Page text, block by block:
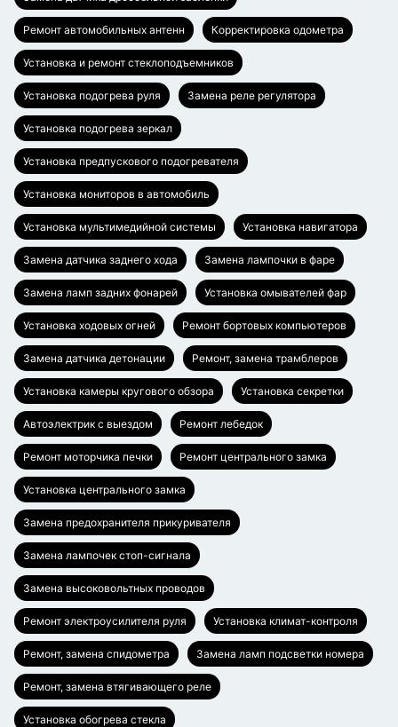
Ремонт автомобильных антенн Корректировка одометра
Установка и ремонт стеклоподъемников
Установка подогрева руля Замена реле регулятора
Установка подогрева зеркал
Установка предпускового подогревателя
Установка мониторов в автомобиль
Установка мультимедийной системы Установка навигатора
Замена датчика заднего хода Замена лампочки в фаре
Замена ламп задних фонарей Установка омывателей фар
Установка ходовых огней Ремонт бортовых компьютеров
Замена датчика детонации Ремонт, замена трамблеров
Установка камеры кругового обзора Установка секретки
Автоэлектрик с выездом Ремонт лебедок
Ремонт моторчика печки Ремонт центрального замка
Установка центрального замка
Замена предохранителя прикуривателя
Замена лампочек стоп-сигнала
Замена высоковольтных проводов
Ремонт электроусилителя руля Установка климат-контроля
Ремонт, замена спидометра Замена ламп подсветки номера
Ремонт, замена втягивающего реле
Установка обогрева стекла